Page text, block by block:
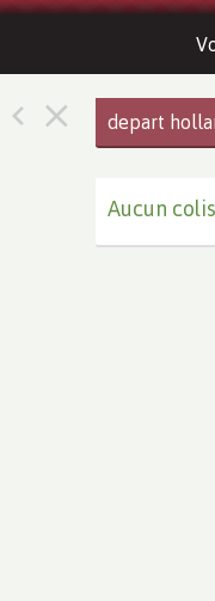
depart
Aucun